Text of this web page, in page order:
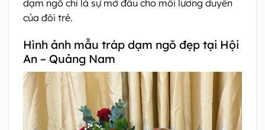
dạm ngõ chỉ là sự mở đầu cho mối lương duyên
của đôi trẻ.
Hình ảnh mẫu tráp dạm ngõ đẹp tại Hội
An – Quảng Nam